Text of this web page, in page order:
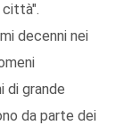
città".
decenni nei
di grande
da parte dei